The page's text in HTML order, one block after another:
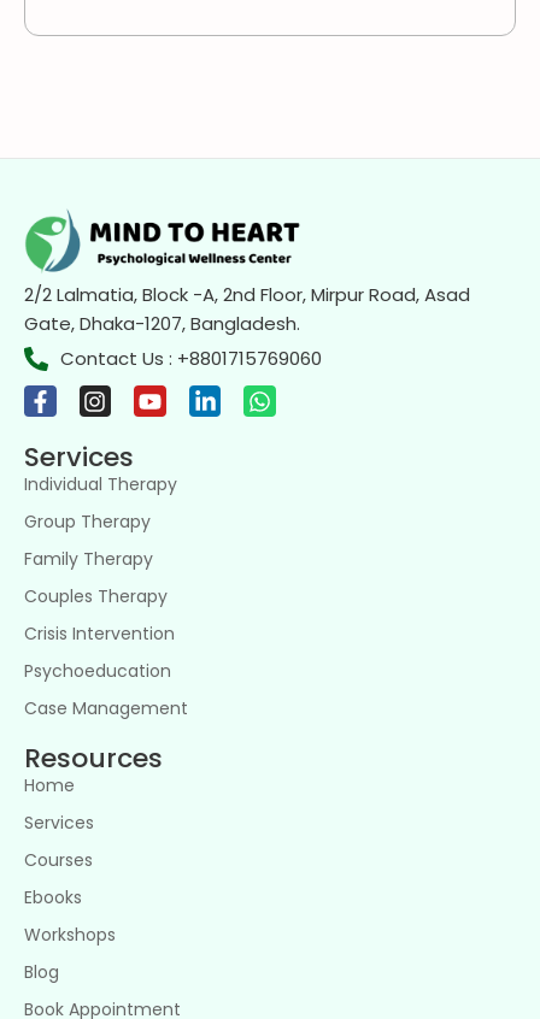
2/2 Lalmatia, Block -A, 2nd Floor, Mirpur Road, Asad
Gate, Dhaka-1207, Bangladesh.
Contact Us : +8801715769060
Services
Individual Therapy
Group Therapy
Family Therapy
Couples Therapy
Crisis Intervention
Psychoeducation
Case Management
Resources
Home
Services
Courses
Ebooks
Workshops
Blog
Book Appointment